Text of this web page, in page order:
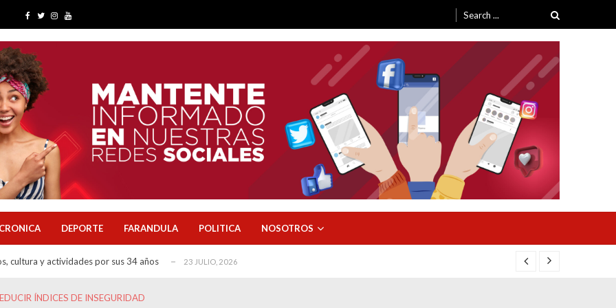
for:
CRONICA DEPORTE FARANDULA POLITICA NOSOTROS
y plantea medidas para mejorar la li...
Solca, agua potable para San Camilo y una ... 13 JULIO, 2026
del importante proyecto que busca regul... 6 JUNIO, 2026
inician su primera experiencia laboral... 31 JULIO, 2026
clave para la ciudad 29 JULIO, 2026
las finanzas de Quevedo antes de ejecutar gr...
reingeniería administrativa y un p... 27 JULIO, 2026
10 claves de su plan 22 JULIO, 2026
Solca, agua potable para San Camilo y una ...
ÍNDICES DE INSEGURIDAD